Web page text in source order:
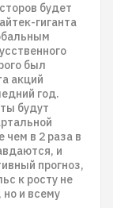
будет
гиганта
был
акций
год.
будут
чем в 2 раза в
и
прогноз,
к росту не
но и всему